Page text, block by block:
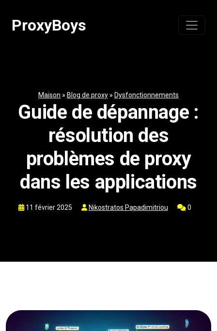
contenuProxyBoys
Maison » Blog de proxy » Dysfonctionnements
Guide de dépannage :
résolution des
problèmes de proxy
dans les applications
11 février 2025 Nikostratos Papadimitriou 0